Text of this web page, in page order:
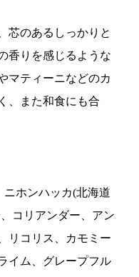
芯のあるしっかりと
香りを感じるような
マティーニなどのカ
、また和食にも合
ホンハッカ(北海道
コリアンダー、アン
リコリス、カモミー
イム、グレープフル